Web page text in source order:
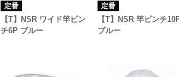
定番
【T】NSR ワイド竿ピン
チ6P ブルー
定番
【T】NSR 竿ピンチ
ブルー